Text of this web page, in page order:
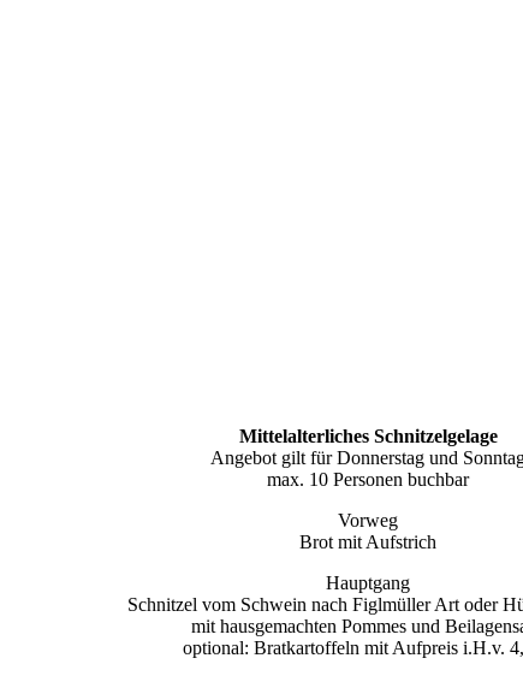
Mittelalterliches Schnitzelgelage
Angebot gilt für Donnerstag und
max. 10 Personen buchbar
Vorweg
Brot mit Aufstrich
Hauptgang
Schnitzel vom Schwein nach Figlmüller Art oder
mit hausgemachten Pommes und
optional: Bratkartoffeln mit Aufpreis i.H.v.